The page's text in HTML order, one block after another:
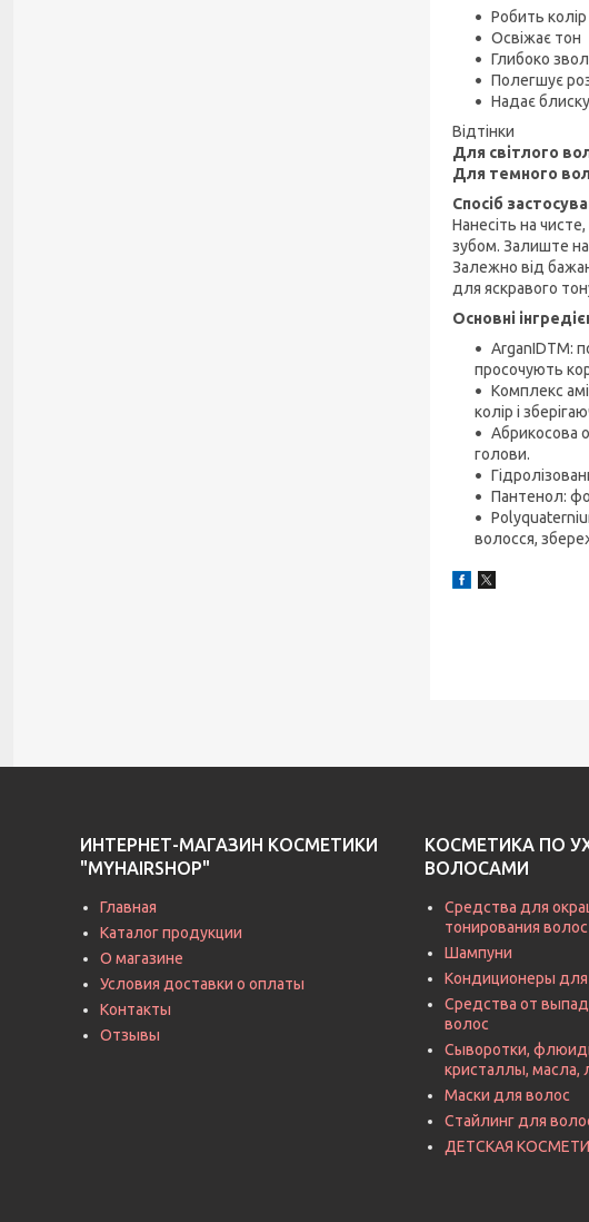
Робить
Освіжає тон
Глибоко
Полегшує
Надає блиску
Відтінки
Для світлого
Для темного
Спосіб
Нанесіть на
зубом. Залиште на
Залежно від
для яскравого
Основні
ArganIDTM:
просочують
Комплекс
колір і
Абрикосова
голови.
Пантенол:
волосся,
ИНТЕРНЕТ-МАГАЗИН КОСМЕТИКИ
"MYHAIRSHOP"
Главная
Каталог продукции
О магазине
Условия доставки о оплаты
Контакты
Отзывы
КОСМЕТИКА ПО
ВОЛОСАМИ
Средства для
тонирования волос
Шампуни
Кондиционеры для
Средства от
волос
Сыворотки,
кристаллы, масла,
Маски для волос
Стайлинг для
ДЕТСКАЯ